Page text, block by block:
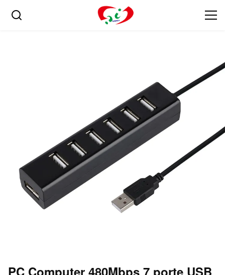
PC Computer 480Mbps 7 porte USB